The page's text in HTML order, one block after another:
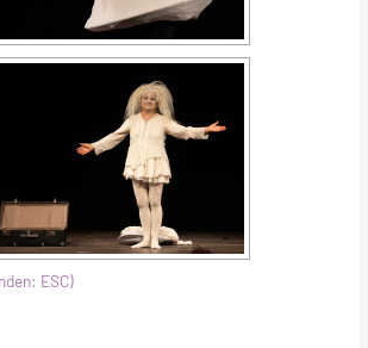
ESC)